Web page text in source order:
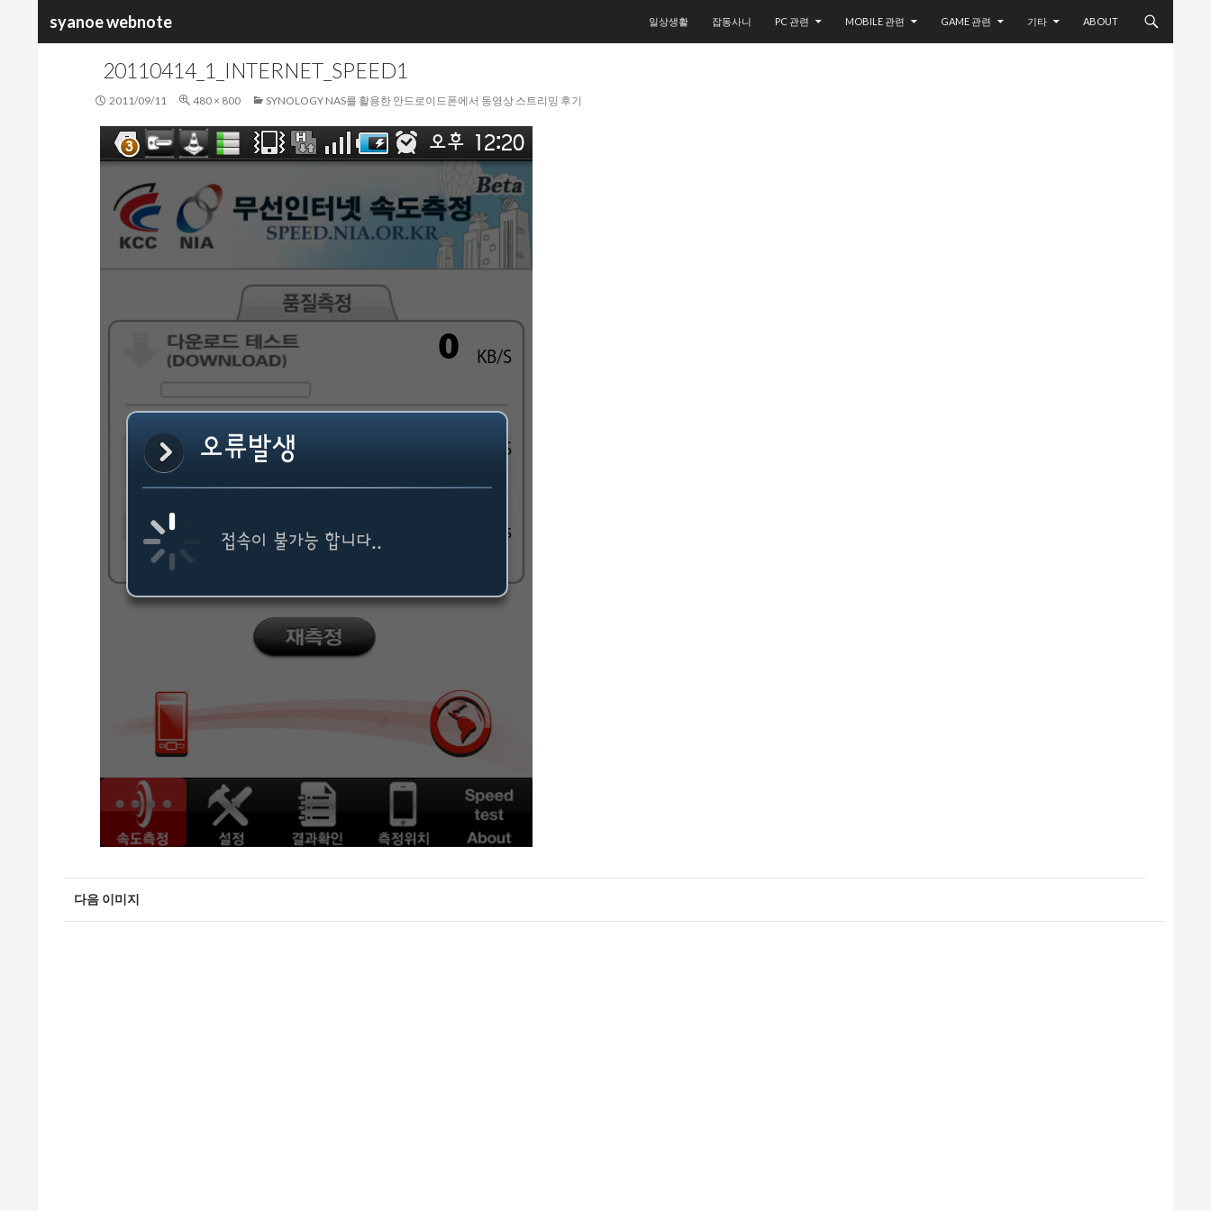
syanoe webnote
색
일상생활
잡동사니 PC 관련 MOBILE 관련 GAME 관련 기타 ABOUT
20110414_1_INTERNET_SPEED1
2011/09/11 480 × 800 SYNOLOGY NAS를 활용한 안드로이드폰에서 동영상 스트리밍 후기
다음 이미지